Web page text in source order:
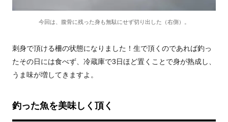
今回は、腹骨に残った身も無駄にせず切り出した（右側）。
刺身で頂ける柵の状態になりました！生で頂くのであれば釣っ
たその日には食べず、冷蔵庫で3日ほど置くことで身が熟成し、
うま味が増してきますよ。
釣った魚を美味しく頂く